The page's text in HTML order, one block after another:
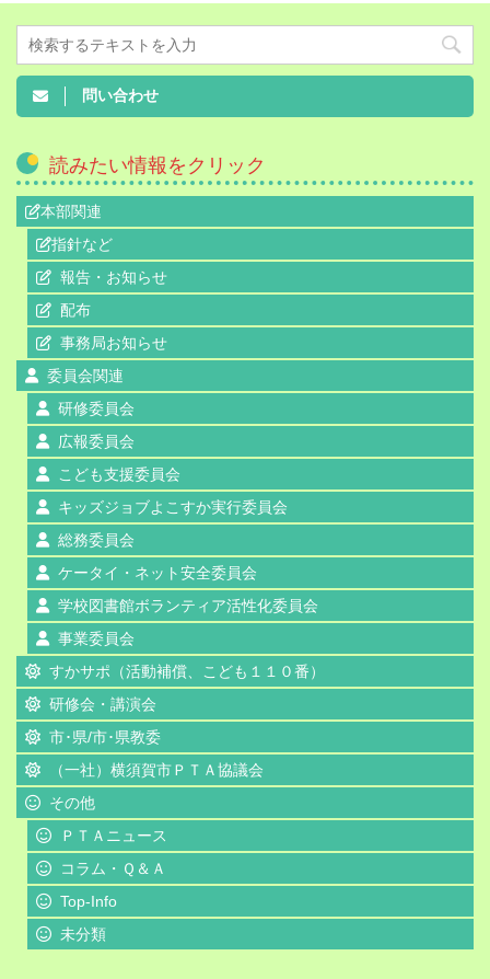
問い合わせ
読みたい情報をクリック
本部関連
指針など
報告・お知らせ
配布
事務局お知らせ
委員会関連
研修委員会
広報委員会
こども支援委員会
キッズジョブよこすか実行委員会
総務委員会
ケータイ・ネット安全委員会
学校図書館ボランティア活性化委員会
事業委員会
すかサポ（活動補償、こども１１０番）
研修会・講演会
市･県/市･県教委
（一社）横須賀市ＰＴＡ協議会
その他
ＰＴＡニュース
コラム・Ｑ＆Ａ
Top-Info
未分類